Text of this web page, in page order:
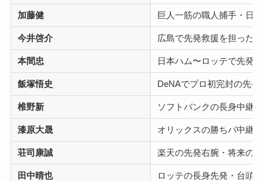
加藤健 巨人一筋の職人捕手・日
今井啓介 広島で先発救援を担った
本間忠 日本ハム〜ロッテで先発
飯塚悟史 DeNAでプロ初完封の先発
椎野新 ソフトバンクの長身中継
漆原大晟 オリックスの勝ちパ中継
荘司康誠 楽天の先発右腕・将来の柱
田中晴也 ロッテの長身先発・台頭中